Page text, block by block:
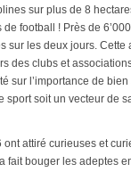
sur plus de 8
football ! Près de
sur les deux jours. Cette
des clubs et
sur l’importance de bien
sport soit un vecteur de
ont attiré curieuses et
fait bouger les adeptes